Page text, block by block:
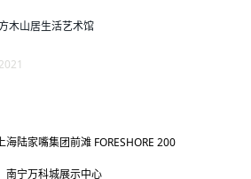
木山居生活艺术馆
2021
陆家嘴集团前滩 FORESHORE 200
南宁万科城展示中心